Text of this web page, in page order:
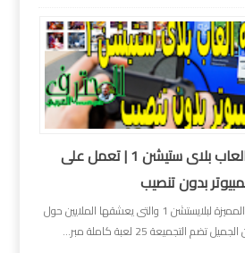
تحميل اسطوانة العاب بلاى ستيشن 1 | تعمل على
بدون تنصيب
تجميعة من الالعاب القديمة المميزة لبلايستشن 1 والتى يعشقها الملايين حول
25 لعبة كاملة مبر...